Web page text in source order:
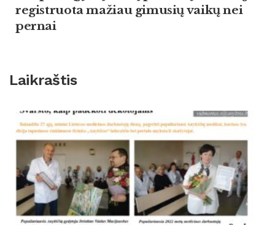
registruota mažiau gimusių vaikų nei
pernai
Laikraštis